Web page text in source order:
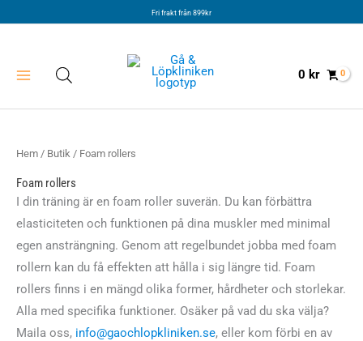
Fri frakt från 899kr
0 kr
Hem / Butik / Foam rollers
Foam rollers
I din träning är en foam roller suverän. Du kan förbättra
elasticiteten och funktionen på dina muskler med minimal
egen ansträngning. Genom att regelbundet jobba med foam
rollern kan du få effekten att hålla i sig längre tid. Foam
rollers finns i en mängd olika former, hårdheter och storlekar.
Alla med specifika funktioner. Osäker på vad du ska välja?
Maila oss, info@gaochlopkliniken.se, eller kom förbi en av